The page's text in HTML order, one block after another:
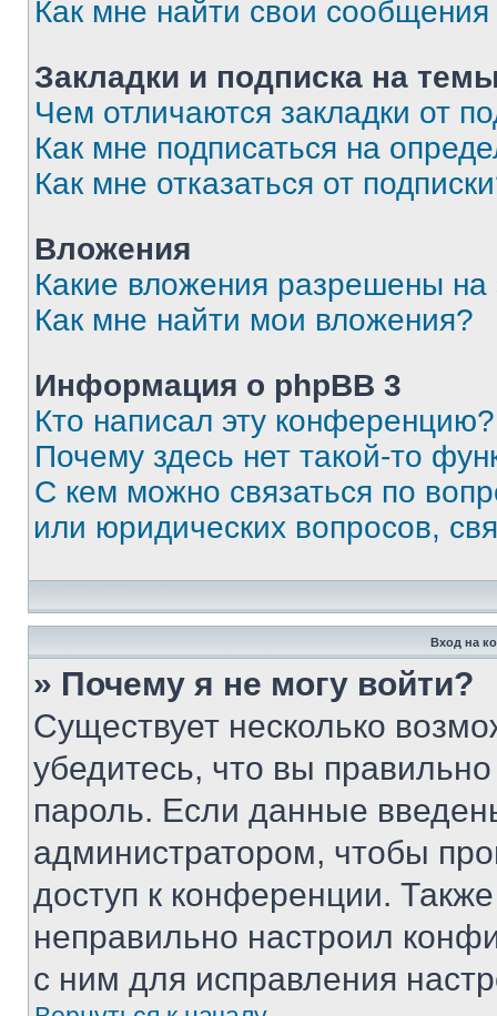
Как мне найти свои
Закладки и подписка на
Чем отличаются закладки от
Как мне подписаться на
Как мне отказаться от
Вложения
Какие вложения разрешены
Как мне найти мои вложения?
Информация о phpBB 3
Кто написал эту конференцию?
Почему здесь нет такой-то
С кем можно связаться по
или юридических вопросов,
Вход на
» Почему я не могу войти?
Существует несколько
убедитесь, что вы
пароль. Если данные
администратором, чтобы
доступ к конференции.
неправильно настроил
с ним для исправления